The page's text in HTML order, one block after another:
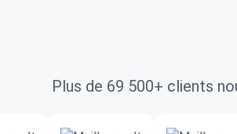
Plus de 69 500+ clients